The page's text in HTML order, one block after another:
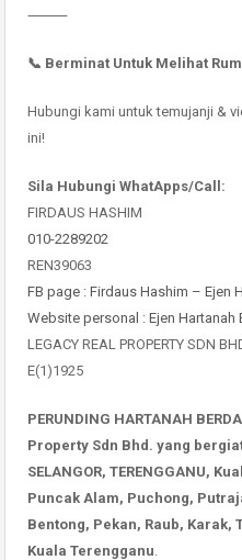
⸻
📞 Berminat Untuk Melihat
Hubungi kami untuk temujanji &
ini!
Sila Hubungi WhatApps/Call:
FIRDAUS HASHIM
010-2289202
REN39063
FB page : Firdaus Hashim – Ejen
Website personal : Ejen Hartanah
LEGACY REAL PROPERTY SDN
E(1)1925
PERUNDING HARTANAH
Property Sdn Bhd. yang
SELANGOR, TERENGGANU,
Puncak Alam, Puchong,
Bentong, Pekan, Raub, Karak,
Kuala Terengganu.